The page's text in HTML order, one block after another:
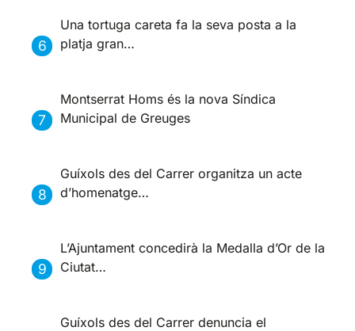
Una tortuga careta fa la seva posta a la
platja gran…
Montserrat Homs és la nova Síndica
Municipal de Greuges
Guíxols des del Carrer organitza un acte
d’homenatge…
L’Ajuntament concedirà la Medalla d’Or de la
Ciutat…
Guíxols des del Carrer denuncia el